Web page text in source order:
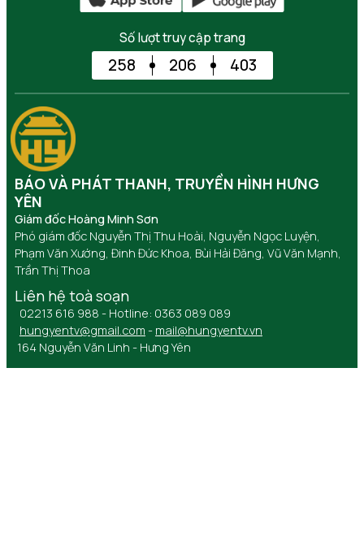
Số lượt truy cập trang
258 206 403
BÁO VÀ PHÁT THANH, TRUYỀN HÌNH HƯNG
YÊN
Giám đốc Hoàng Minh Sơn
Phó giám đốc Nguyễn Thị Thu Hoài, Nguyễn Ngọc Luyện,
Phạm Văn Xướng, Đinh Đức Khoa, Bùi Hải Đăng, Vũ Văn Mạnh,
Trần Thị Thoa
Liên hệ toà soạn
02213 616 988 - Hotline: 0363 089 089
hungyentv@gmail.com - mail@hungyentv.vn
164 Nguyễn Văn Linh - Hưng Yên